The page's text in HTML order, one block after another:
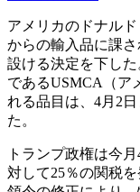
アメリカのドナル
からの輸入品に課
設ける決定を下し
であるUSMCA（ア
れる品目は、4月2
た。
トランプ政権は今
対して25％の関税